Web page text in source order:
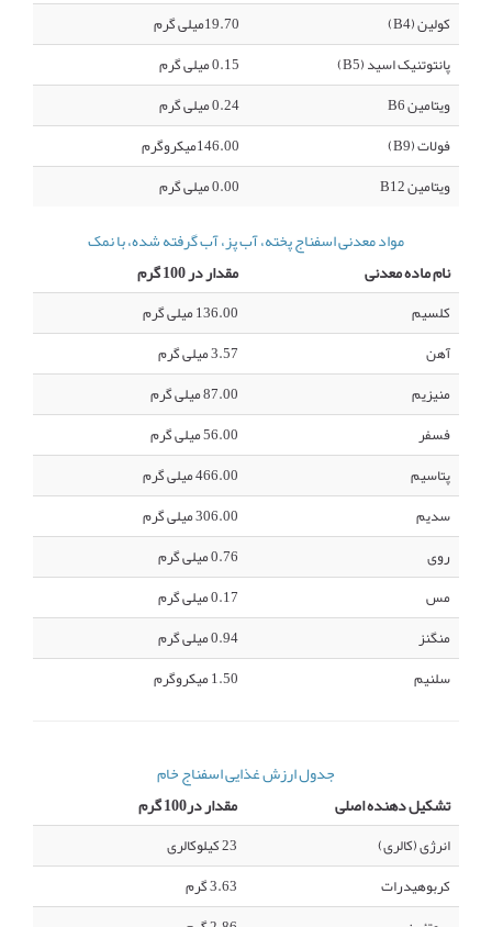
جدول ارزش غذایی اسفناج خام
تشکیل دهنده اصلی
مقدار در100 گرم
انرژی (کالری)
23 کیلوکالری
کربوهیدرات
3.63 گرم
کولین (B4)
19.70میلی گرم
پانتوتنیک اسید (B5)
0.15 میلی گرم
ویتامین B6
0.24 میلی گرم
فولات (B9)
146.00میکروگرم
ویتامین B12
0.00 میلی گرم
مواد معدنی اسفناج پخته، آب پز، آب گرفته شده، با نمک
نام ماده معدنی
مقدار در 100 گرم
کلسیم
136.00 میلی گرم
آهن
3.57 میلی گرم
منیزیم
87.00 میلی گرم
فسفر
56.00 میلی گرم
پتاسیم
466.00 میلی گرم
سدیم
306.00 میلی گرم
روی
0.76 میلی گرم
مس
0.17 میلی گرم
منگنز
0.94 میلی گرم
سلنیم
1.50 میکروگرم